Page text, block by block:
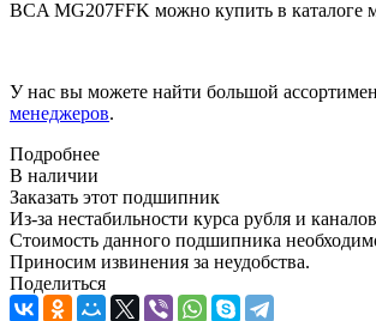
BCA MG207FFK можно купить в каталоге
У нас вы можете найти большой
менеджеров.
Подробнее
В наличии
Заказать этот подшипник
Из-за нестабильности курса рубля и
Стоимость данного подшипника
Приносим извинения за неудобства.
Поделиться